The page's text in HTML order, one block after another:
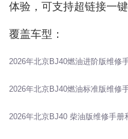
体验，可支持超链接一
覆盖车型：
2026年北京BJ40燃油进阶版维修
2026年北京BJ40燃油标准版维修
2026年北京BJ40 柴油版维修手册